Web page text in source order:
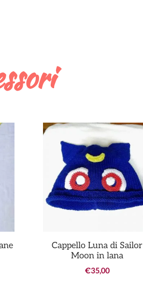
Cappello Luna di Sailor
Moon in lana
€35,00